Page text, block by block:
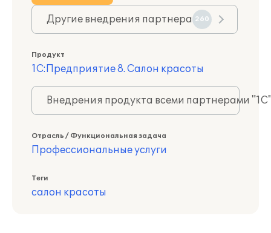
Другие внедрения партнера 260
Продукт
1С:Предприятие 8. Салон красоты
Внедрения продукта всеми партнерами
Отрасль / Функциональная задача
Профессиональные услуги
Теги
салон красоты